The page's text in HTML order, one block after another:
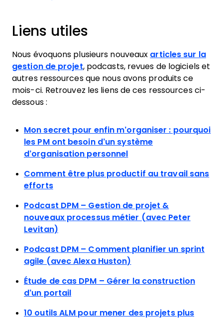
Liens utiles
Nous évoquons plusieurs nouveaux articles sur la
gestion de projet, podcasts, revues de logiciels et
autres ressources que nous avons produits ce
mois-ci. Retrouvez les liens de ces ressources ci-
dessous :
Mon secret pour enfin m’organiser : pourquoi
les PM ont besoin d’un système
d’organisation personnel
Comment être plus productif au travail sans
efforts
Podcast DPM – Gestion de projet &
nouveaux processus métier (avec Peter
Levitan)
Podcast DPM – Comment planifier un sprint
agile (avec Alexa Huston)
Étude de cas DPM – Gérer la construction
d’un portail
10 outils ALM pour mener des projets plus